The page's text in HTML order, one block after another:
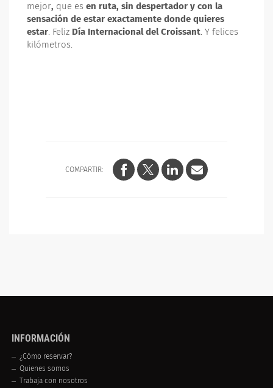
mejor, que es en ruta, sin despertador y con la
sensación de estar exactamente donde quieres
estar. Feliz Día Internacional del Croissant. Y felices
kilómetros.
COMPARTIR:
INFORMACIÓN
¿Cómo reservar?
Quienes somos
Trabaja con nosotros